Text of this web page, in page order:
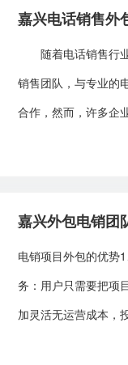
嘉兴电话销售外
随着电话销售行业
销售团队，与专业的
合作，然而，许多企
嘉兴外包电销团
电销项目外包的优势
务：用户只需要把项
加灵活无运营成本，